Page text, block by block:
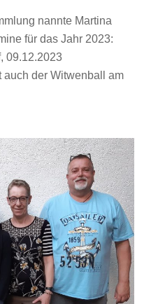
nannte Martina
für das Jahr 2023:
09.12.2023
auch der Witwenball am